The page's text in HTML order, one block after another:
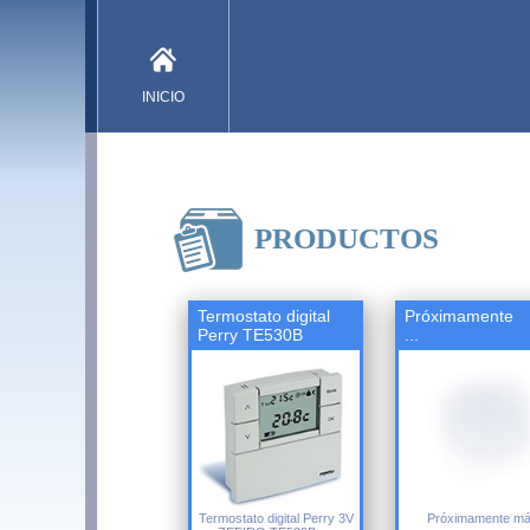
INICIO
PRODUCTOS
Termostato digital
Perry TE530B
Termostato digital Perry 3V
Próximamente
Próximamente